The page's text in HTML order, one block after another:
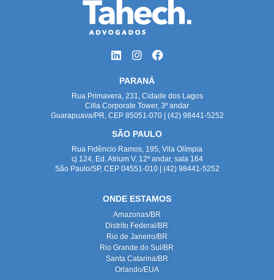
PARANÁ
Rua Primavera, 231, Cidade dos Lagos
Cilla Corporate Tower, 3º andar
Guarapuava/PR, CEP 85051-070 | (42) 98441-5252
SÃO PAULO
Rua Fidêncio Ramos, 195, Vila Olímpia
cj 124, Ed. Atrium V, 12º andar, sala 164
São Paulo/SP, CEP 04551-010 | (42) 98441-5252
ONDE ESTAMOS
Amazonas/BR
Distrito Federal/BR
Rio de Janeiro/BR
Rio Grande do Sul/BR
Santa Catarina/BR
Orlando/EUA